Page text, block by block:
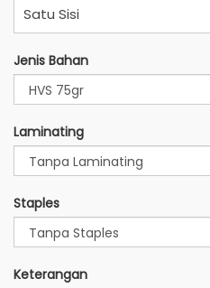
Satu Sisi
Jenis Bahan
Laminating
Staples
Keterangan